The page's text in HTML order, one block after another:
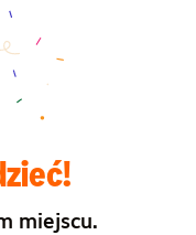
Hongkongu. Stany
Australia czy też
igrzysk, co
się w
że sponsorzy mają z
setki
swojej
miejscu.